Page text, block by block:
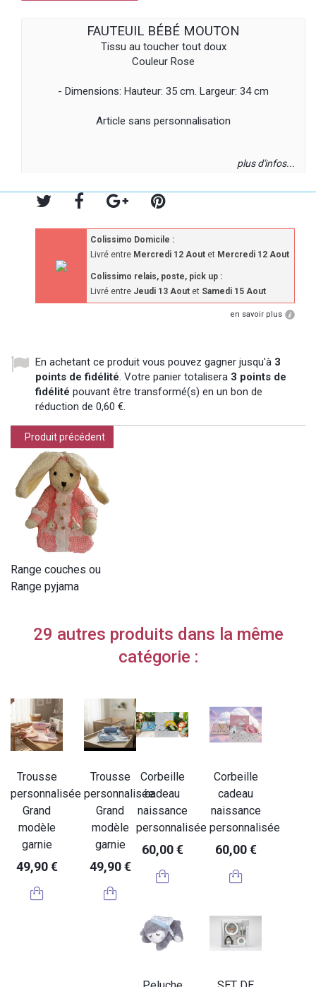
FAUTEUIL BÉBÉ MOUTON
Tissu au toucher tout doux
Couleur Rose
- Dimensions: Hauteur: 35 cm. Largeur: 34 cm
Article sans personnalisation
plus d'infos...
Colissimo Domicile :
Livré entre Mercredi 12 Aout et Mercredi 12 Aout
Colissimo relais, poste, pick up :
Livré entre Jeudi 13 Aout et Samedi 15 Aout
en savoir plus
En achetant ce produit vous pouvez gagner jusqu'à 3
points de fidélité. Votre panier totalisera 3 points de
fidélité pouvant être transformé(s) en un bon de
réduction de 0,60 €.
Produit précédent
Range couches ou
Range pyjama
29 autres produits dans la même
catégorie :
Trousse
personnalisée
Grand
modèle
garnie
49,90 €
Trousse
personnalisée
Grand
modèle
garnie
49,90 €
Corbeille
cadeau
naissance
personnalisée
60,00 €
Corbeille
cadeau
naissance
personnalisée
60,00 €